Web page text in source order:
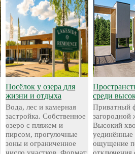
Посёлок у озера для
жизни и отдыха
Вода, лес и камерная
застройка. Собственное
озеро с пляжем и
пирсом, прогулочные
зоны и ограниченное
число участков. Формат,
среди
Приватный
загородной
Высокий
уединённые
ощущение
отключения